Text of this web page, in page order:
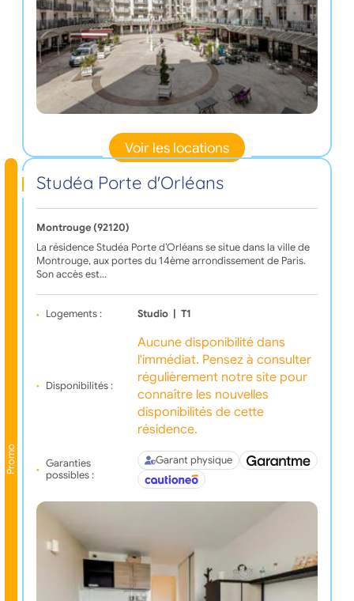
Voir les locations
Promo
Studéa Porte d'Orléans
Montrouge (92120)
La résidence Studéa Porte d’Orléans se situe dans la ville de
Montrouge, aux portes du 14ème arrondissement de Paris.
Son accès est…
Logements : Studio T1
Disponibilités :
Aucune disponibilité dans
l'immédiat. Pensez à consulter
régulièrement notre site pour
connaître les nouvelles
disponibilités de cette
résidence.
Garanties
possibles :
Garant physique